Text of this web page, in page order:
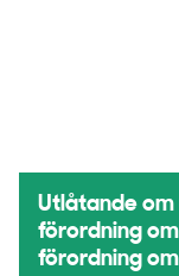
Utlåtande
förordning
förordning